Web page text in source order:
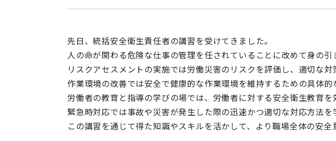
先日、統括安全衛生責任者の講習を受けてきました。
人の命が関わる危険な仕事の管理を任されていることに改めて身の引
リスクアセスメントの実施では労働災害のリスクを評価し、適切な対
作業環境の改善では安全で健康的な作業環境を維持するための具体的
労働者の教育と指導の学びの場では、労働者に対する安全衛生教育を
緊急時対応では事故や災害が発生した際の迅速かつ適切な対応方法を
この講習を通じて得た知識やスキルを活かして、より職場全体の安